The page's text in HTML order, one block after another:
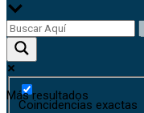
Más resultados
Coincidencias exactas